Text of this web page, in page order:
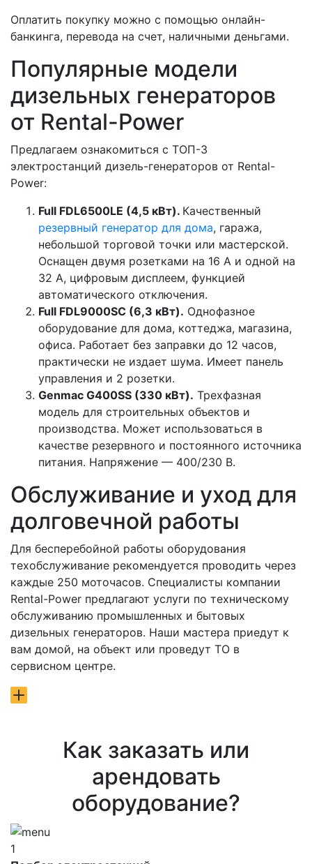
Оплатить покупку можно с помощью онлайн-
банкинга, перевода на счет, наличными деньгами.
Популярные модели
дизельных генераторов
от Rental-Power
Предлагаем ознакомиться с ТОП-3
электростанций дизель-генераторов от Rental-
Power:
Full FDL6500LE (4,5 кВт). Качественный
резервный генератор для дома, гаража,
небольшой торговой точки или мастерской.
Оснащен двумя розетками на 16 А и одной на
32 А, цифровым дисплеем, функцией
автоматического отключения.
Full FDL9000SC (6,3 кВт). Однофазное
оборудование для дома, коттеджа, магазина,
офиса. Работает без заправки до 12 часов,
практически не издает шума. Имеет панель
управления и 2 розетки.
Genmac G400SS (330 кВт). Трехфазная
модель для строительных объектов и
производства. Может использоваться в
качестве резервного и постоянного источника
питания. Напряжение — 400/230 В.
Обслуживание и уход для
долговечной работы
Для бесперебойной работы оборудования
техобслуживание рекомендуется проводить через
каждые 250 моточасов. Специалисты компании
Rental-Power предлагают услуги по техническому
обслуживанию промышленных и бытовых
дизельных генераторов. Наши мастера приедут к
вам домой, на объект или проведут ТО в
сервисном центре.
Как заказать или
арендовать
оборудование?
1